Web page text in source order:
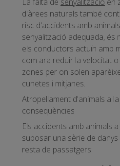
d'àrees naturals també
risc d'accidents amb
senyalització adequada, és
els conductors actuïn amb
com ara reduir la velocitat
zones per on solen
cunetes i mitjanes.
Atropellament d'animals a
conseqüències
Els accidents amb animals
suposar una sèrie de
resta de passatgers: